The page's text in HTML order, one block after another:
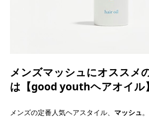
メンズマッシュにオススメ
は【good youthヘアオイル】
メンズの定番人気ヘアスタイル、 マッシュ。